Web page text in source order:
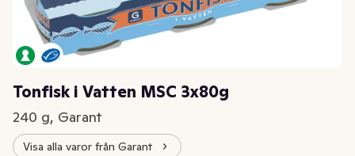
Tonfisk i Vatten MSC 3x80g
240 g, Garant
Visa alla varor från Garant